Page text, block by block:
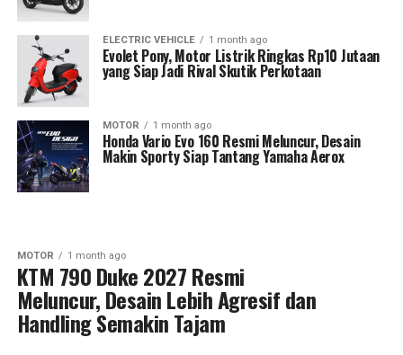
ELECTRIC VEHICLE 1 month ago
Evolet Pony, Motor Listrik Ringkas Rp10 Jutaan
yang Siap Jadi Rival Skutik Perkotaan
MOTOR 1 month ago
Honda Vario Evo 160 Resmi Meluncur, Desain
Makin Sporty Siap Tantang Yamaha Aerox
MOTOR 1 month ago
KTM 790 Duke 2027 Resmi
Meluncur, Desain Lebih Agresif dan
Handling Semakin Tajam